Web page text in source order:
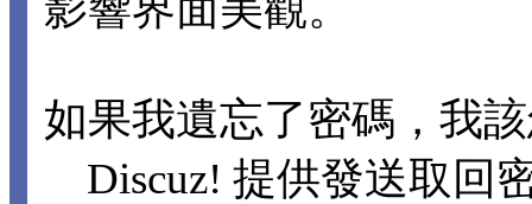
如果我遺忘了密碼，我
Discuz! 提供發送取回